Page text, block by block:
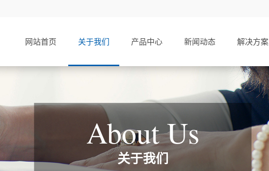
网站首页 关于我们 产品中心 新闻动态 解决方案
About Us
关于我们